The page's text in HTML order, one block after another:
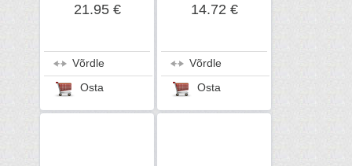
21.95 €
Võrdle
Osta
14.72 €
Võrdle
Osta